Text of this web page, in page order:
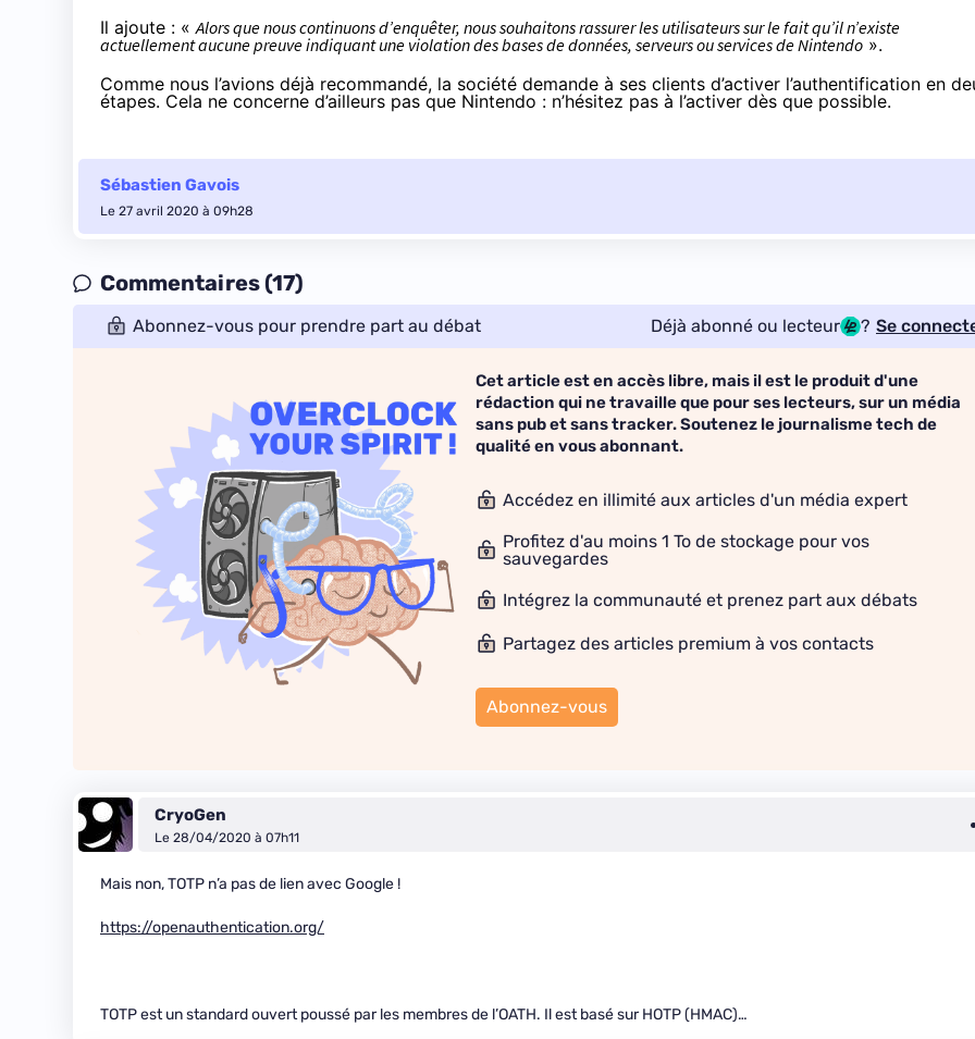
Il ajoute : «Alors que nous continuons d’enquêter, nous souhaitons rassurer les utilisateurs sur le fait qu’il n’existe
actuellement aucune preuve indiquant une violation des bases de données, serveurs ou services de Nintendo ».
Comme nous l’avions déjà recommandé, la société demande à ses clients d’activer l’authentification en
étapes. Cela ne concerne d’ailleurs pas que Nintendo : n’hésitez pas à l’activer dès que possible.
Sébastien Gavois
Le 27 avril 2020 à 09h28
Commentaires (17)
Abonnez-vous pour prendre part au débat Déjà abonné ou lecteur ? Se
Cet article est en accès libre, mais il est le produit d'une
rédaction qui ne travaille que pour ses lecteurs, sur un média
sans pub et sans tracker. Soutenez le journalisme tech de
qualité en vous abonnant.
Accédez en illimité aux articles d'un média expert
Profitez d'au moins 1 To de stockage pour vos
sauvegardes
Intégrez la communauté et prenez part aux débats
Partagez des articles premium à vos contacts
Abonnez-vous
CryoGen
Le 28/04/2020 à 07h11
Mais non, TOTP n’a pas de lien avec Google !
https://openauthentication.org/
TOTP est un standard ouvert poussé par les membres de l’OATH. Il est basé sur HOTP (HMAC)…